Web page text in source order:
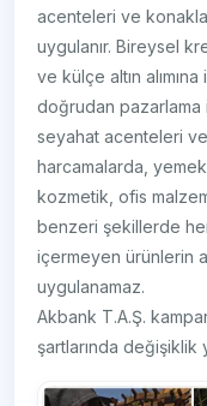
acenteleri ve
uygulanır. Bireysel
ve külçe altın
doğrudan pazarlama
seyahat acenteleri ve
harcamalarda,
kozmetik, ofis
benzeri şekillerde
içermeyen ürünlerin
uygulanamaz.
Akbank T.A.Ş.
şartlarında değişiklik